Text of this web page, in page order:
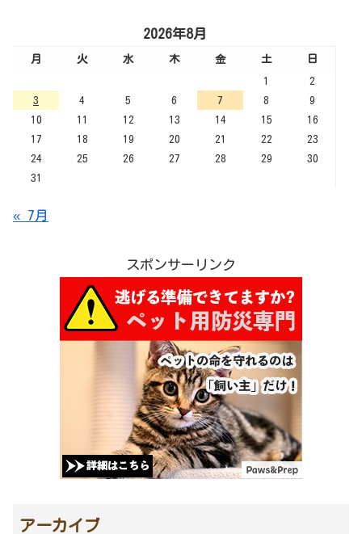
2026年8月
月 火 水 木 金 土
日
1
2
3
4 5 6 7 8
9
10
11 12 13 14 15
16
17
18 19 20 21 22
23
24
25 26 27 28 29
30
31
« 7月
スポンサーリンク
アーカイブ